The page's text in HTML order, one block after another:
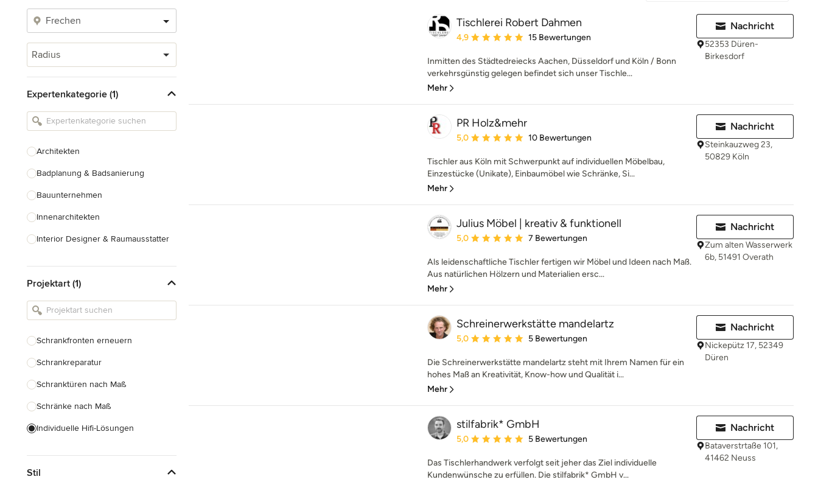
Radius
Expertenkategorie (1)
Architekten
Badplanung & Badsanierung
Bauunternehmen
Innenarchitekten
Interior Designer & Raumausstatter
Landschaftsarchitekten
Armaturen & Sanitärbedarf
Projektart (1)
Schrankfronten erneuern
Schrankreparatur
Schranktüren nach Maß
Schränke nach Maß
Individuelle Hifi-Lösungen
Küchenschränke nach Maß
Stil
Tischlerei Robert Dahmen
Durchschnittliche Bewertung: 4.9 von 5 Sternen
4,9 15 Bewertungen
Inmitten des Städtedreiecks Aachen, Düsseldorf und Köln / Bonn
verkehrsgünstig gelegen befindet sich unser Tischle...
Mehr
Nachricht
52353 Düren-
Birkesdorf
PR Holz&mehr
Durchschnittliche Bewertung: 5 von 5 Sternen
5,0 10 Bewertungen
Tischler aus Köln mit Schwerpunkt auf individuellen Möbelbau,
Einzestücke (Unikate), Einbaumöbel wie Schränke, Si...
Mehr
Nachricht
Steinkauzweg 23,
50829 Köln
Julius Möbel | kreativ & funktionell
Durchschnittliche Bewertung: 5 von 5 Sternen
5,0 7 Bewertungen
Als leidenschaftliche Tischler fertigen wir Möbel und Ideen nach Maß.
Aus natürlichen Hölzern und Materialien ersc...
Mehr
Nachricht
Zum alten Wasserwerk
6b, 51491 Overath
Schreinerwerkstätte mandelartz
Durchschnittliche Bewertung: 5 von 5 Sternen
5,0 5 Bewertungen
Die Schreinerwerkstätte mandelartz steht mit Ihrem Namen für ein
hohes Maß an Kreativität, Know-how und Qualität i...
Mehr
Nachricht
Nickepütz 17, 52349
Düren
stilfabrik* GmbH
Durchschnittliche Bewertung: 5 von 5 Sternen
5,0 5 Bewertungen
Das Tischlerhandwerk verfolgt seit jeher das Ziel individuelle
Kundenwünsche zu erfüllen. Die stilfabrik* GmbH v...
Nachricht
Bataverstrtaße 101,
41462 Neuss